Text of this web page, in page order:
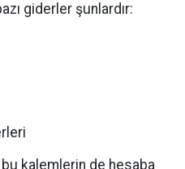
giderler şunlardır:
kalemlerin de hesaba